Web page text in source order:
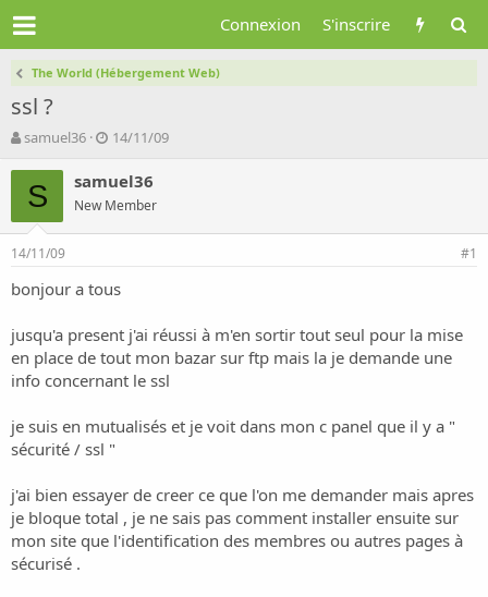
Connexion S'inscrire
The World (Hébergement Web)
ssl ?
A
t
e
r
d
l
d
i
s
c
s
s
o
n
samuel36
D
t
d
e
b
t
14/11/09
S samuel36
New Member
14/11/09 #1
bonjour a tous
jusqu'a present j'ai réussi à m'en sortir tout seul pour la mise
en place de tout mon bazar sur ftp mais la je demande une
info concernant le ssl
je suis en mutualisés et je voit dans mon c panel que il y a "
sécurité / ssl "
j'ai bien essayer de creer ce que l'on me demander mais apres
je bloque total , je ne sais pas comment installer ensuite sur
mon site que l'identification des membres ou autres pages à
sécurisé .